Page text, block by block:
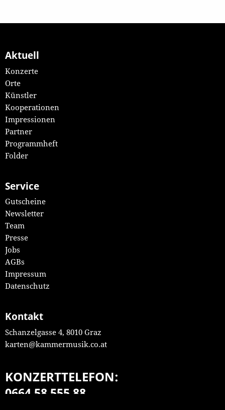
Aktuell
Konzerte
Orte
Künstler
Kooperationen
Impressionen
Partner
Programmheft
Folder
Service
Gutscheine
Newsletter
Team
Presse
Jobs
AGBs
Impressum
Datenschutz
Kontakt
Schanzelgasse 4, 8010 Graz
karten@kammermusik.co.at
KONZERTTELEFON:
0664 58 555 88